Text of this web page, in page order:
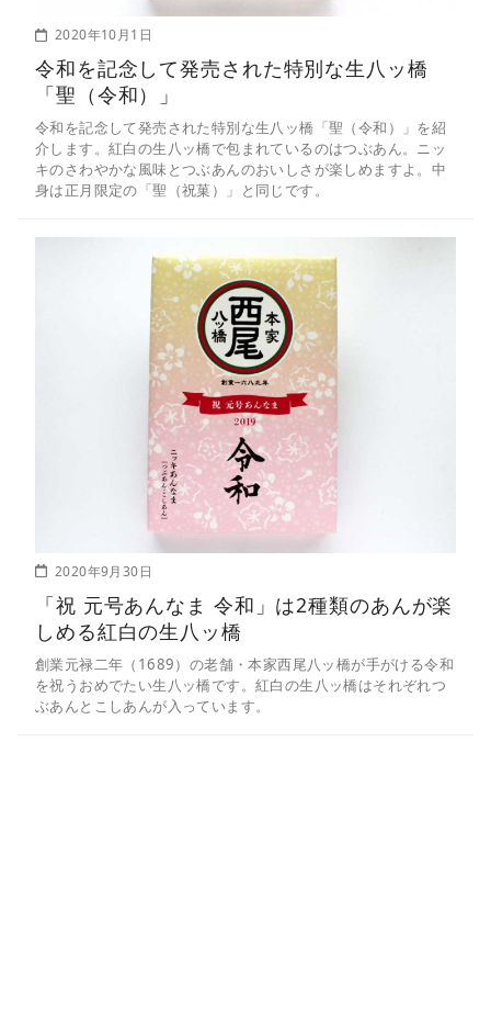
2020年10月1日
令和を記念して発売された特別な生八ッ橋
「聖（令和）」
令和を記念して発売された特別な生八ッ橋「聖（令和）」を紹
介します。紅白の生八ッ橋で包まれているのはつぶあん。ニッ
キのさわやかな風味とつぶあんのおいしさが楽しめますよ。中
身は正月限定の「聖（祝菓）」と同じです。
2020年9月30日
「祝 元号あんなま 令和」は2種類のあんが楽
しめる紅白の生八ッ橋
創業元禄二年（1689）の老舗・本家西尾八ッ橋が手がける令和
を祝うおめでたい生八ッ橋です。紅白の生八ッ橋はそれぞれつ
ぶあんとこしあんが入っています。